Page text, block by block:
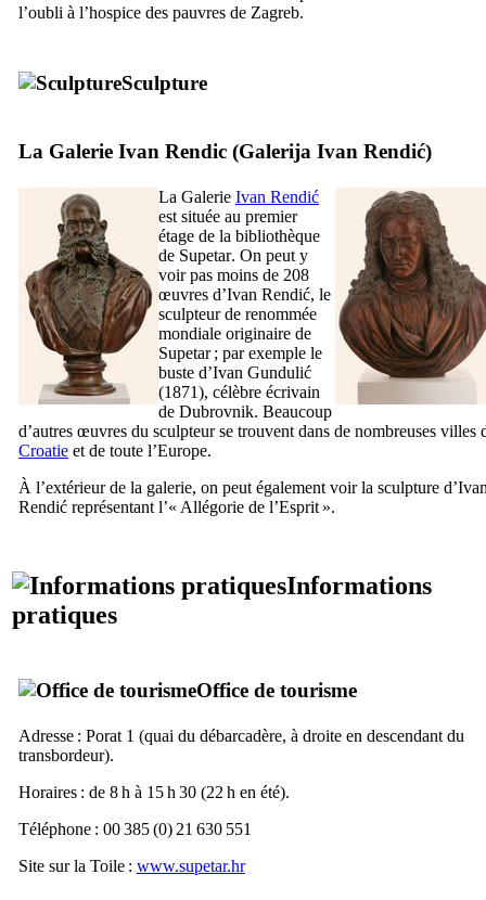
l’oubli à l’hospice des pauvres de Zagreb.
Sculpture
La Galerie Ivan Rendic (Galerija Ivan Rendić)
La Galerie Ivan Rendić
est située au premier
étage de la bibliothèque
de Supetar. On peut y
voir pas moins de 208
œuvres d’Ivan Rendić, le
sculpteur de renommée
mondiale originaire de
Supetar; par exemple le
buste d’Ivan Gundulić
(1871), célèbre écrivain
de Dubrovnik. Beaucoup
d’autres œuvres du sculpteur se trouvent dans de nombreuses villes
Croatie et de toute l’Europe.
À l’extérieur de la galerie, on peut également voir la sculpture d’
Rendić représentant l’« Allégorie de l’Esprit ».
Informations
pratiques
Office de tourisme
Adresse : Porat 1 (quai du débarcadère, à droite en descendant du
transbordeur).
Horaires : de 8 h à 15 h 30 (22 h en été).
Téléphone : 00 385 (0) 21 630 551
Site sur la Toile : www.supetar.hr